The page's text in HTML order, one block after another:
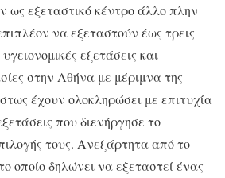
ως εξεταστικό κέντρο άλλο πλην
να εξεταστούν έως τρεις
εξετάσεις και
στην Αθήνα με μέριμνα της
έχουν ολοκληρώσει με επιτυχία
που διενήργησε το
τους. Ανεξάρτητα από το
οποίο δηλώνει να εξεταστεί ένας